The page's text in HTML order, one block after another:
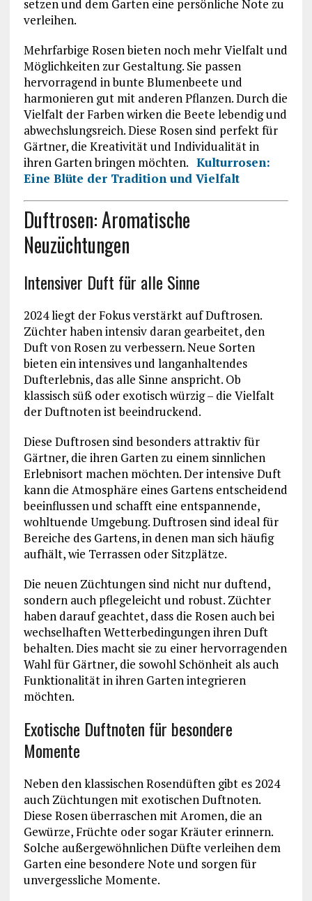
setzen und dem Garten eine persönliche Note zu
verleihen.
Mehrfarbige Rosen bieten noch mehr Vielfalt und
Möglichkeiten zur Gestaltung. Sie passen
hervorragend in bunte Blumenbeete und
harmonieren gut mit anderen Pflanzen. Durch die
Vielfalt der Farben wirken die Beete lebendig und
abwechslungsreich. Diese Rosen sind perfekt für
Gärtner, die Kreativität und Individualität in
ihren Garten bringen möchten. Kulturrosen:
Eine Blüte der Tradition und Vielfalt
Duftrosen: Aromatische
Neuzüchtungen
Intensiver Duft für alle Sinne
2024 liegt der Fokus verstärkt auf Duftrosen.
Züchter haben intensiv daran gearbeitet, den
Duft von Rosen zu verbessern. Neue Sorten
bieten ein intensives und langanhaltendes
Dufterlebnis, das alle Sinne anspricht. Ob
klassisch süß oder exotisch würzig – die Vielfalt
der Duftnoten ist beeindruckend.
Diese Duftrosen sind besonders attraktiv für
Gärtner, die ihren Garten zu einem sinnlichen
Erlebnisort machen möchten. Der intensive Duft
kann die Atmosphäre eines Gartens entscheidend
beeinflussen und schafft eine entspannende,
wohltuende Umgebung. Duftrosen sind ideal für
Bereiche des Gartens, in denen man sich häufig
aufhält, wie Terrassen oder Sitzplätze.
Die neuen Züchtungen sind nicht nur duftend,
sondern auch pflegeleicht und robust. Züchter
haben darauf geachtet, dass die Rosen auch bei
wechselhaften Wetterbedingungen ihren Duft
behalten. Dies macht sie zu einer hervorragenden
Wahl für Gärtner, die sowohl Schönheit als auch
Funktionalität in ihren Garten integrieren
möchten.
Exotische Duftnoten für besondere
Momente
Neben den klassischen Rosendüften gibt es 2024
auch Züchtungen mit exotischen Duftnoten.
Diese Rosen überraschen mit Aromen, die an
Gewürze, Früchte oder sogar Kräuter erinnern.
Solche außergewöhnlichen Düfte verleihen dem
Garten eine besondere Note und sorgen für
unvergessliche Momente.